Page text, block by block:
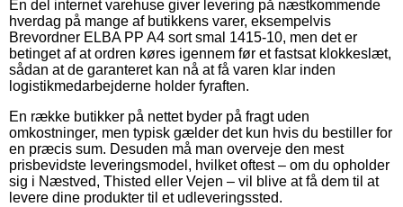
En del internet varehuse giver levering på næstkommende
hverdag på mange af butikkens varer, eksempelvis
Brevordner ELBA PP A4 sort smal 1415-10, men det er
betinget af at ordren køres igennem før et fastsat klokkeslæt,
sådan at de garanteret kan nå at få varen klar inden
logistikmedarbejderne holder fyraften.
En række butikker på nettet byder på fragt uden
omkostninger, men typisk gælder det kun hvis du bestiller for
en præcis sum. Desuden må man overveje den mest
prisbevidste leveringsmodel, hvilket oftest – om du opholder
sig i Næstved, Thisted eller Vejen – vil blive at få dem til at
levere dine produkter til et udleveringssted.